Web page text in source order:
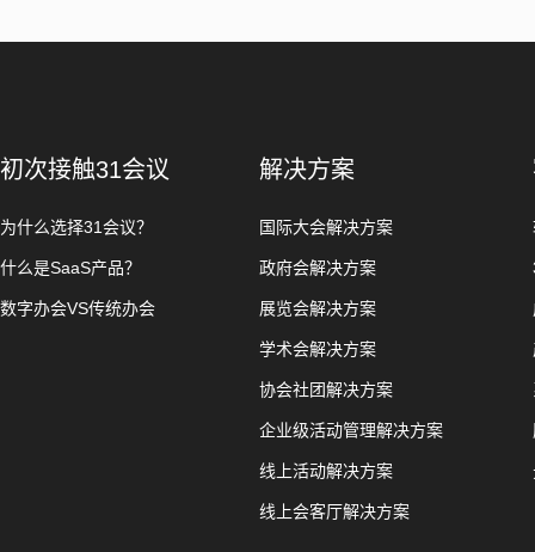
初次接触31会议
为什么选择31会议？
什么是SaaS产品？
数字办会VS传统办会
解决方案
国际大会解决方案
政府会解决方案
展览会解决方案
学术会解决方案
协会社团解决方案
企业级活动管理解决方案
线上活动解决方案
线上会客厅解决方案